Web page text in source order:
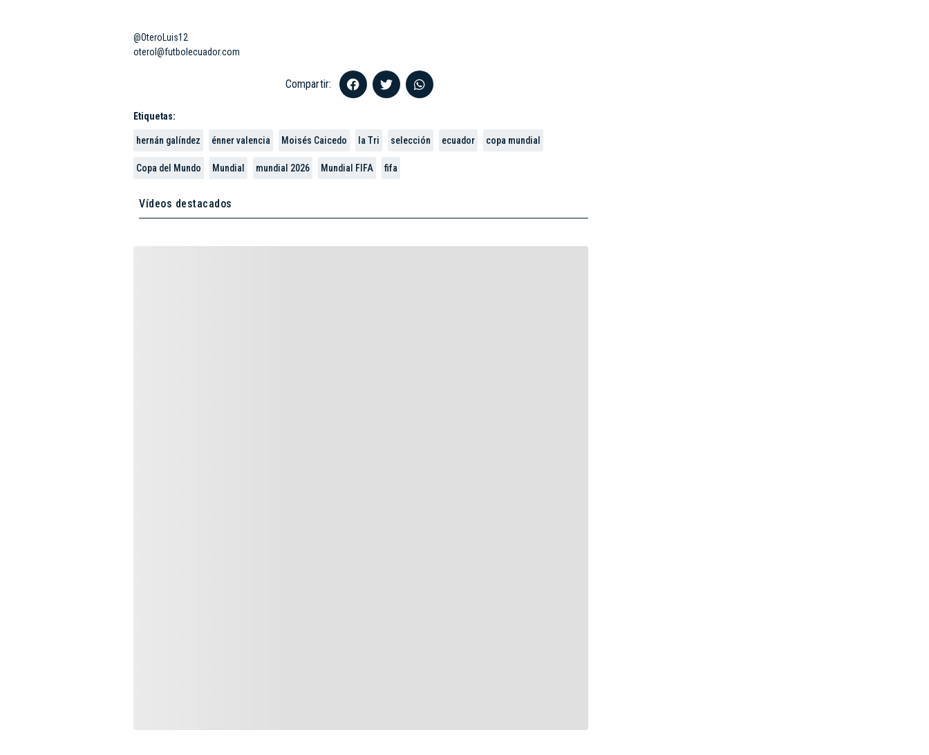
@OteroLuis12
oterol@futbolecuador.com
Compartir:
Etiquetas:
hernán galíndez énner valencia Moisés Caicedo la Tri selección ecuador copa mundial
Copa del Mundo Mundial mundial 2026 Mundial FIFA fifa
Vídeos destacados